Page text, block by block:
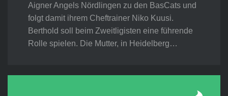
Aigner Angels Nördlingen zu den BasCats und
folgt damit ihrem Cheftrainer Niko Kuusi.
Berthold soll beim Zweitligisten eine führende
Rolle spielen. Die Mutter, in Heidelberg…